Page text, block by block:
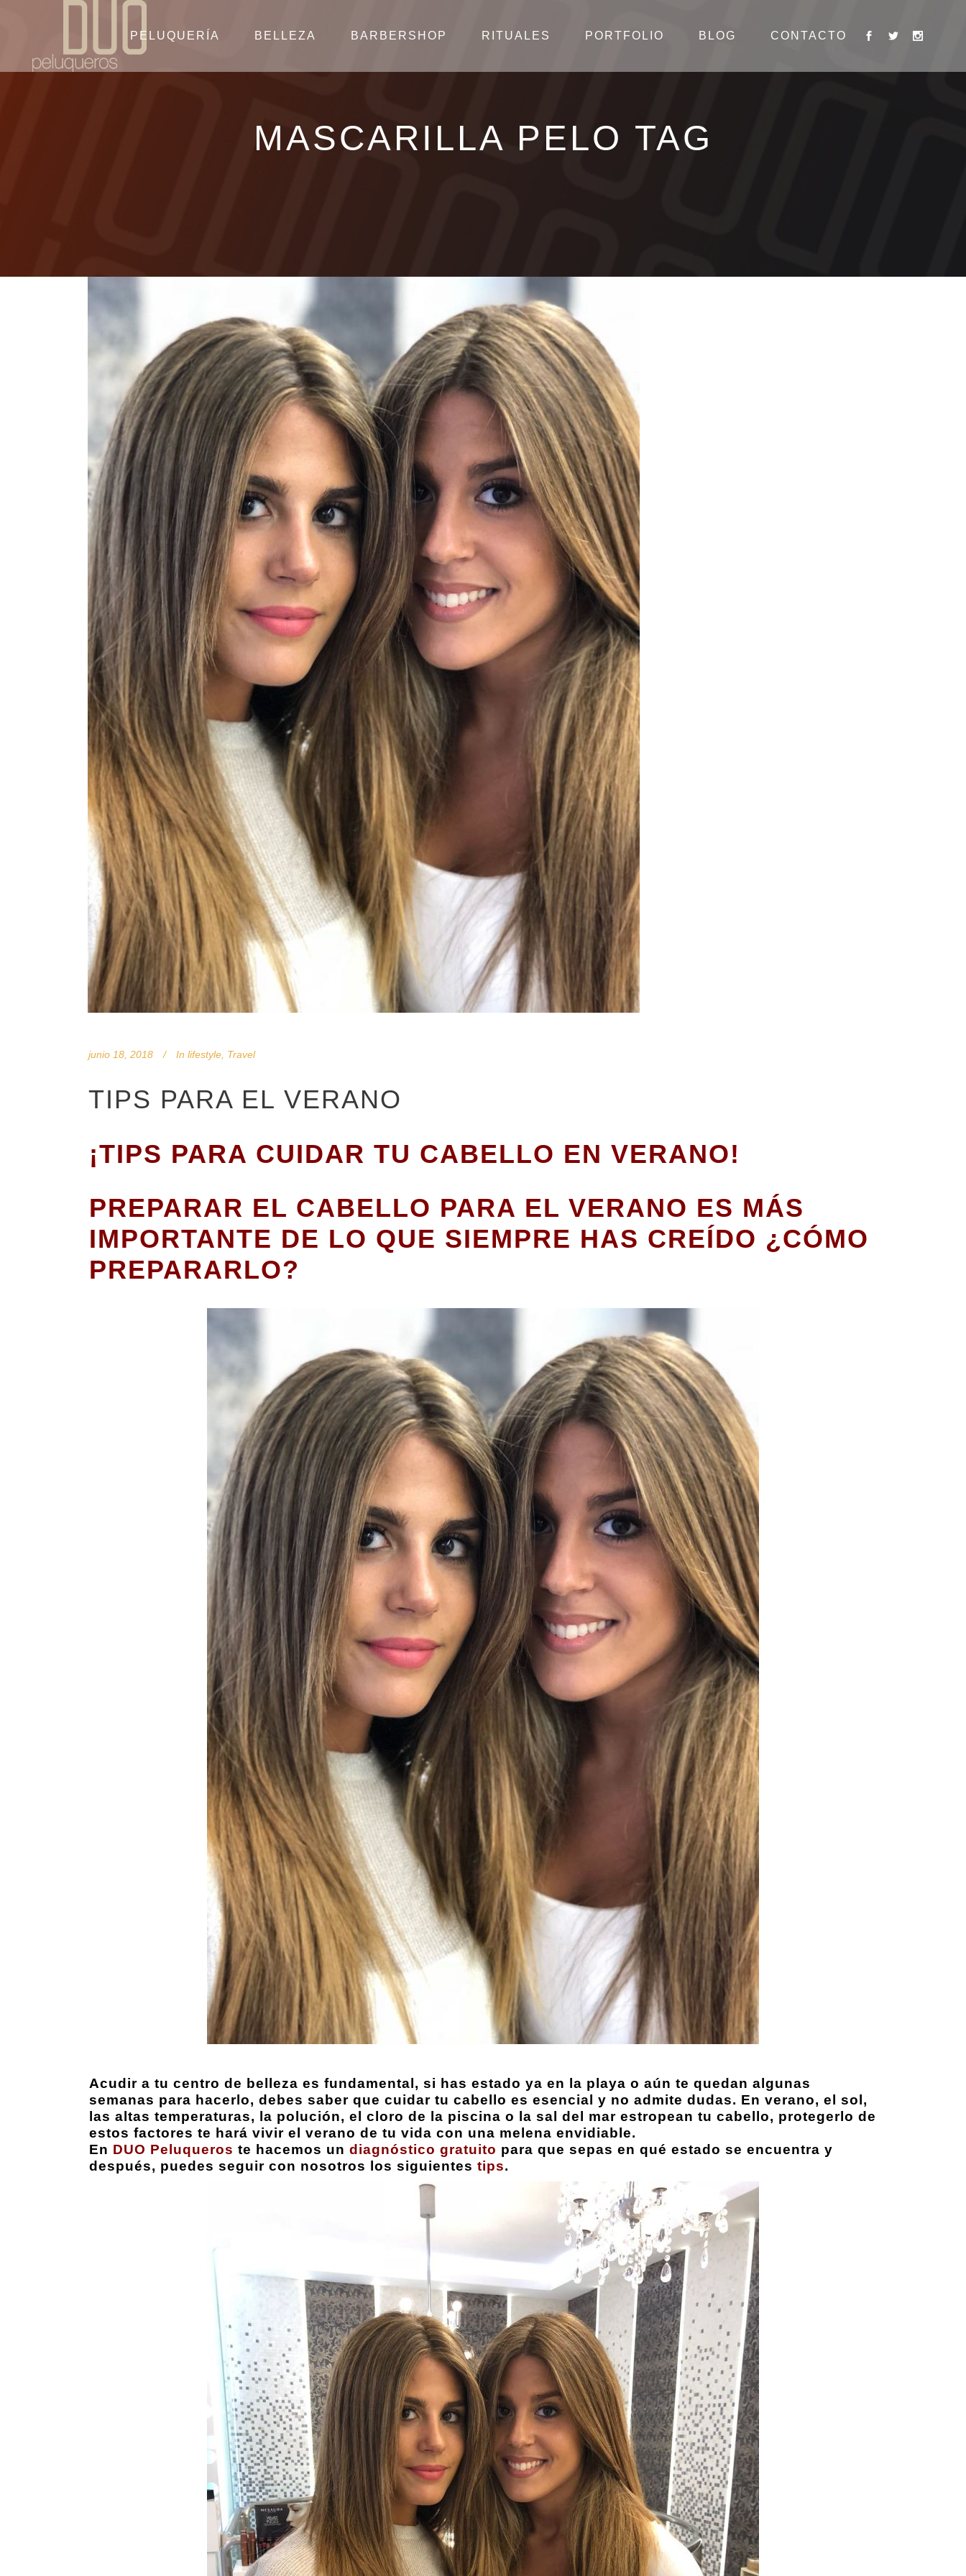
PELUQUERÍA BELLEZA BARBERSHOP RITUALES PORTFOLIO BLOG CONTACTO
MASCARILLA PELO TAG
junio 18, 2018 In lifestyle Travel
TIPS PARA EL VERANO
¡TIPS PARA CUIDAR TU CABELLO EN VERANO!
PREPARAR EL CABELLO PARA EL VERANO ES MÁS
IMPORTANTE DE LO QUE SIEMPRE HAS CREÍDO ¿CÓMO
PREPARARLO?
Acudir a tu centro de belleza es fundamental, si has estado ya en la playa o aún te quedan algunas
semanas para hacerlo, debes saber que cuidar tu cabello es esencial y no admite dudas. En verano, el sol,
las altas temperaturas, la polución, el cloro de la piscina o la sal del mar estropean tu cabello, protegerlo de
estos factores te hará vivir el verano de tu vida con una melena envidiable.
En DUO Peluqueros te hacemos un diagnóstico gratuito para que sepas en qué estado se encuentra y
después, puedes seguir con nosotros los siguientes tips.